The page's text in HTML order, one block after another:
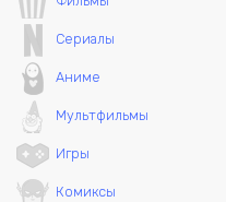
Сериалы
Аниме
Мультфильмы
Игры
Комиксы